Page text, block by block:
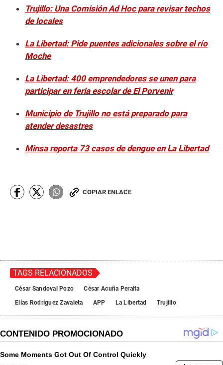
Trujillo: Una Comisión Ad Hoc para revisar techos
de locales
La Libertad: Pide puentes adicionales sobre el río
Moche
La Libertad: 400 emprendedores se unen para
participar en feria escolar de El Porvenir
Municipio de Trujillo no está preparado para
atender desastres
Minsa reporta 73 casos de dengue en La Libertad
COPIAR ENLACE
TAGS RELACIONADOS
César Sandoval Pozo
César Acuña Peralta
Elías Rodríguez Zavaleta
APP La Libertad Trujillo